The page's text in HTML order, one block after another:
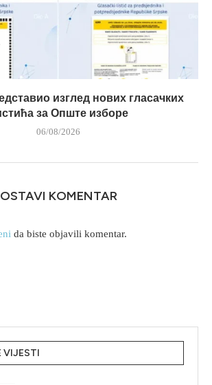
изглед нових гласачких
за Опште изборе
06/08/2026
OSTAVI KOMENTAR
da biste objavili komentar.
VIJESTI